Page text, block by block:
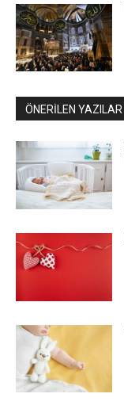
ÖNERİLEN YAZILAR